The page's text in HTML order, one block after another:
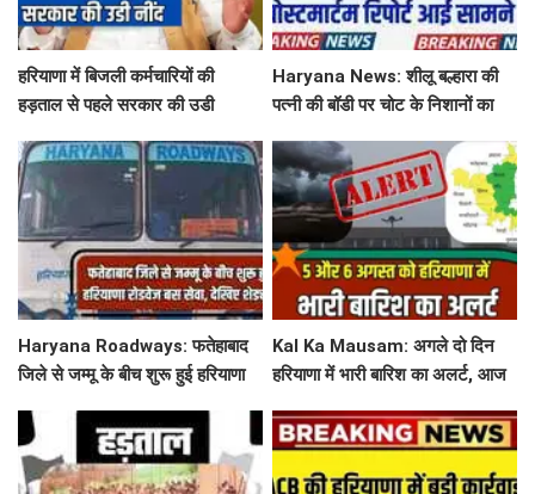
हरियाणा में बिजली कर्मचारियों की
हड़ताल से पहले सरकार की उडी
Haryana News: शीलू बल्हारा की
पत्नी की बॉडी पर चोट के निशानों का
सामने
Haryana Roadways: फतेहाबाद
जिले से जम्मू के बीच शुरू हुई हरियाणा
Kal Ka Mausam: अगले दो दिन
हरियाणा में भारी बारिश का अलर्ट, आज
बदरा